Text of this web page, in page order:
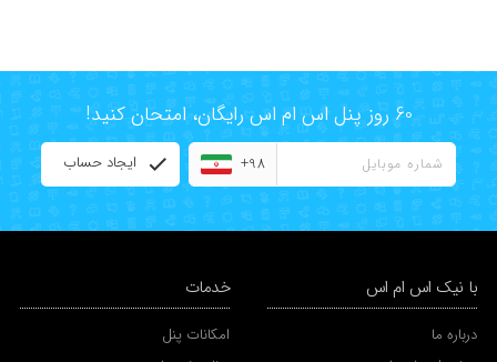
60 روز پنل اس ام اس رایگان، امتحان کنید!
+98 ایجاد حساب
با نیک اس ام اس
درباره ما
خدمات
امکانات پنل